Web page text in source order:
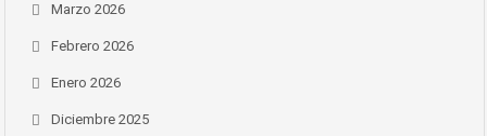
Marzo 2026
Febrero 2026
Enero 2026
Diciembre 2025